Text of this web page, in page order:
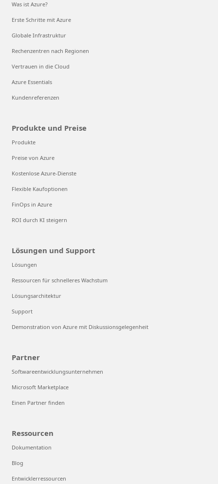
Was ist Azure?
Erste Schritte mit Azure
Globale Infrastruktur
Rechenzentren nach Regionen
Vertrauen in die Cloud
Azure Essentials
Kundenreferenzen
Produkte und Preise
Produkte
Preise von Azure
Kostenlose Azure-Dienste
Flexible Kaufoptionen
FinOps in Azure
ROI durch KI steigern
Lösungen und Support
Lösungen
Ressourcen für schnelleres Wachstum
Lösungsarchitektur
Support
Demonstration von Azure mit Diskussionsgelegenheit
Partner
Softwareentwicklungsunternehmen
Microsoft Marketplace
Einen Partner finden
Ressourcen
Dokumentation
Blog
Entwicklerressourcen